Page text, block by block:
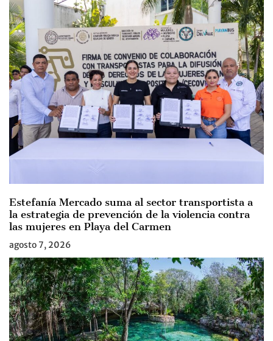
Estefanía Mercado suma al sector transportista a
la estrategia de prevención de la violencia contra
las mujeres en Playa del Carmen
agosto 7, 2026